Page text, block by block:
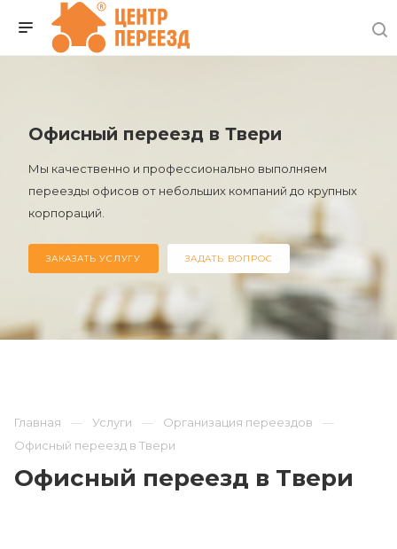
Офисный переезд в Твери
Мы качественно и профессионально выполняем
переезды офисов от небольших компаний до крупных
корпораций.
ЗАКАЗАТЬ УСЛУГУ ЗАДАТЬ ВОПРОС
Главная Услуги
Организация переездов
Офисный переезд в Твери
Офисный переезд в Твери